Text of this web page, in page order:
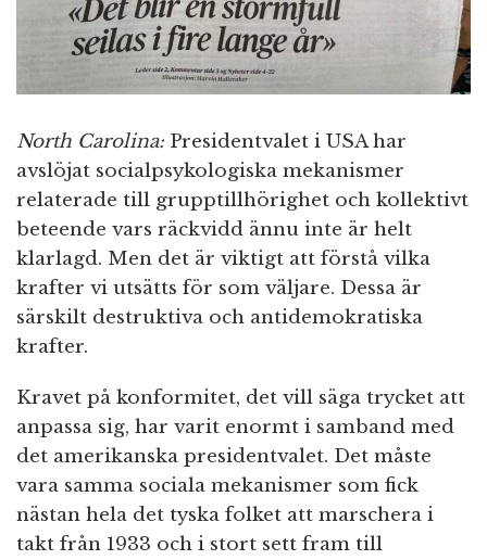
North Carolina: Presidentvalet i USA har
avslöjat socialpsykologiska mekanismer
relaterade till grupptillhörighet och kollektivt
beteende vars räckvidd ännu inte är helt
klarlagd. Men det är viktigt att förstå vilka
krafter vi utsätts för som väljare. Dessa är
särskilt destruktiva och antidemokratiska
krafter.
Kravet på konformitet, det vill säga trycket att
anpassa sig, har varit enormt i samband med
det amerikanska presidentvalet. Det måste
vara samma sociala mekanismer som fick
nästan hela det tyska folket att marschera i
takt från 1933 och i stort sett fram till